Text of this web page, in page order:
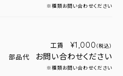
※種類お問い合わせください
工賃 ¥1,000 （税込）
部品代 お問い合わせください
※種類お問い合わせください